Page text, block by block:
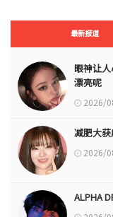
最新报道
眼神让
漂亮呢
2026/
减肥大获
2026/
ALPHA